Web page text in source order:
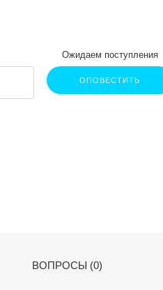
Ожидаем поступления
ОПОВЕСТИТЬ
ВОПРОСЫ (0)